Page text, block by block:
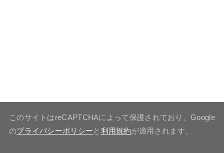
このサイトはreCAPTCHAによって保護されており、Google
のプライバシーポリシーと 利用規約が適用されます。